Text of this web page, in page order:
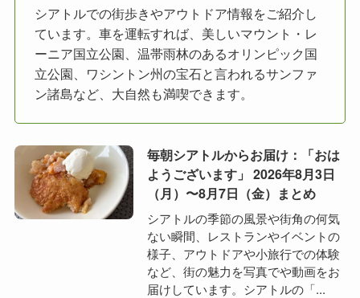
シアトルでの街歩きやアウトドア情報をご紹介し
ています。車を運転すれば、美しいマウント・レ
ーニア国立公園、温帯雨林のあるオリンピック国
立公園、ワシントン州の宝石と言われるサンファ
ン諸島など、大自然も満喫できます。
毎朝シアトルからお届け：「おは
ようございます」 2026年8月3日
（月）〜8月7日（金）まとめ
シアトルの季節の風景や街角の何気
ない瞬間、レストランやイベントの
様子、アウトドアや小旅行での体験
など、街の魅力を写真でや動画をお
届けしています。シアトルの「...